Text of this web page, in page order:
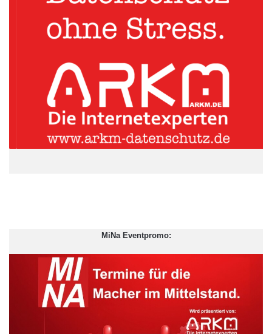
Finanzierungspartnern, die das Schwungrad am Laufen halten.
Martin zufolge gibt es in Deutschland deshalb auch eine
Kredite heran, können investieren und Arbeitsplätze schaffen.
Die Genossenschaftsbanken stellen nicht nur in den großen
städtischen Zentren, sondern verteilt über das ganze Land ein
flächendeckendes Kreditangebot dar.“
Stimmung so gut wie nie zuvor
aktuelle Lage mit „gut“ oder „sehr gut“. Das ist der höchste Wert
seit dem Start der Umfrage im Jahr 1995. Die insgesamt
positive Stimmung setzt sich fort, wenn es um die kurzfristigen
Erwartungen für die nächsten Monate geht. Zum Zeitpunkt der
Studie plante fast jedes dritte der mittelständischen
Unternehmen, in den nächsten sechs Monaten seinen
Personalbestand auszubauen.
MiNa Eventpromo: